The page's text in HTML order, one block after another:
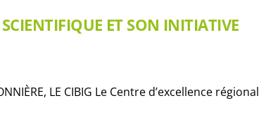
ET SON INITIATIVE
LE CIBIG Le Centre d’excellence régional